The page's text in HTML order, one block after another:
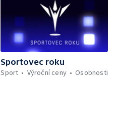
Sportovec roku
Sport
Výroční ceny Osobnosti